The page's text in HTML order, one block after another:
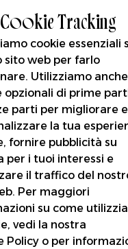
principali:
nano curvo
0,18 mm
316 per uso
singolarmente
adesivo e un
confezione: 8 pezzi
Cookie Tracking
cookie essenziali
sito web per farlo
Utilizziamo anche
opzionali di prime
parti per migliorare e
la tua
fornire pubblicità su
per i tuoi interessi e
il traffico del
Per maggiori
su come
vedi la nostra
Policy o per